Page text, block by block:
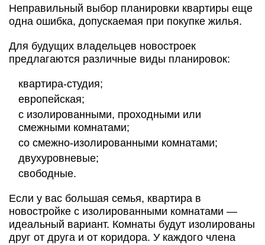
Неправильный выбор планировки квартиры еще
одна ошибка, допускаемая при покупке жилья.
Для будущих владельцев новостроек
предлагаются различные виды планировок:
квартира-студия;
европейская;
с изолированными, проходными или
смежными комнатами;
со смежно-изолированными комнатами;
двухуровневые;
свободные.
Если у вас большая семья, квартира в
новостройке с изолированными комнатами —
идеальный вариант. Комнаты будут изолированы
друг от друга и от коридора. У каждого члена